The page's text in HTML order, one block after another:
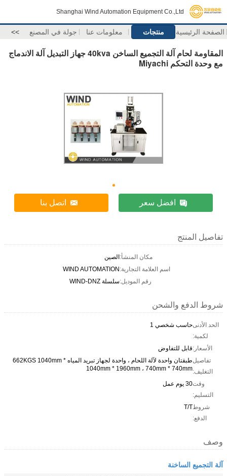
Shanghai Wind Automation Equipment Co.,Ltd
الصفحة الرئيسية منتجات معلومات عنا جولة في المصنع >>
المقاومة لحام آلة التجميع الساخن 40kva جهاز التبديل آلة الاندماج
مع وحدة التحكم Miyachi
افضل سعر اتصل بنا
تفاصيل المنتج
مكان المنشأ:الصين
اسم العلامة التجارية:WIND AUTOMATION
رقم الموديل:سلسلة WIND-DNZ
شروط الدفع والشحن
الحد الأدنى
لكمية:
حاسب شخصي 1
الأسعار:قابل للتفاوض
تفاصيل
التغليف:
طبقتان واحدة لآلة اللحام ، واحدة لجهاز تبريد المياه 662KGS 1040mm *
1040mm * 1960mm ، 740mm * 740mm
وقت
التسليم:
30 يوم عمل
شروط
الدفع:
T/T
وصف
آلة التجميع الساخنة